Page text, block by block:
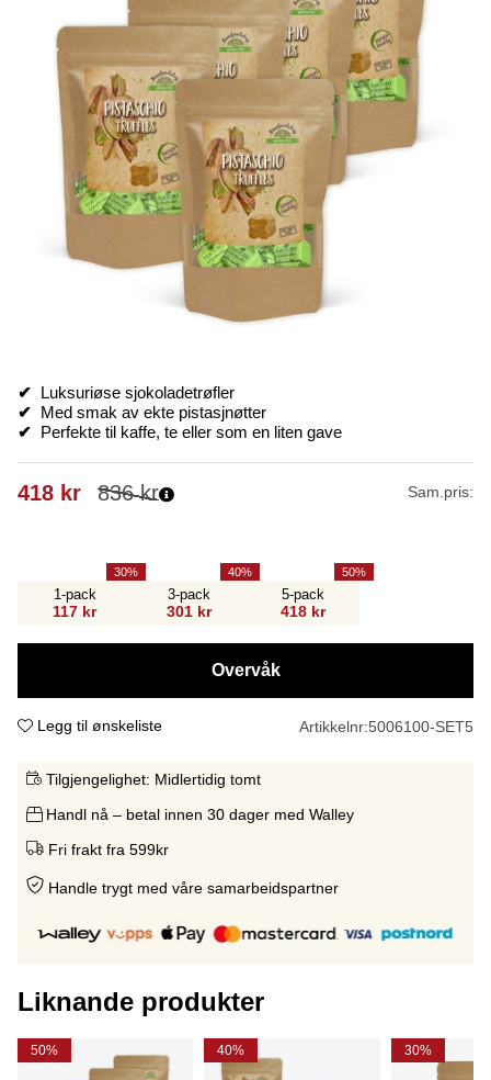
✔ Luksuriøse sjokoladetrøfler
✔ Med smak av ekte pistasjnøtter
✔ Perfekte til kaffe, te eller som en liten gave
836kr
418 kr Sam.pris:
1-pack
117 kr
30
3-pack
301 kr
40
5-pack
418 kr
50
Overvåk
Legg til ønskeliste Artikkelnr:5006100-SET5
Tilgjengelighet: Midlertidig tomt
Handl nå – betal innen 30 dager med Walley
Fri frakt fra 599kr
Handle trygt med våre samarbeidspartner
Liknande produkter
50% 40% 30%